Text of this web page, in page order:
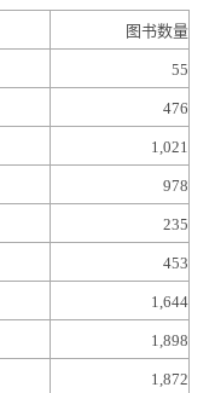
图书数量
55
476
1,021
978
235
453
1,644
1,898
1,872